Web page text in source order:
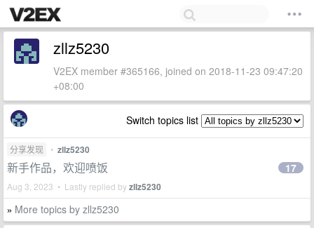
zllz5230
V2EX member #365166, joined on 2018-11-23 09:47:20
+08:00
Switch topics list
分享发现 • zllz5230
新手作品，欢迎喷饭
Aug 3, 2023 • Lastly replied byzllz5230
17
» More topics by zllz5230